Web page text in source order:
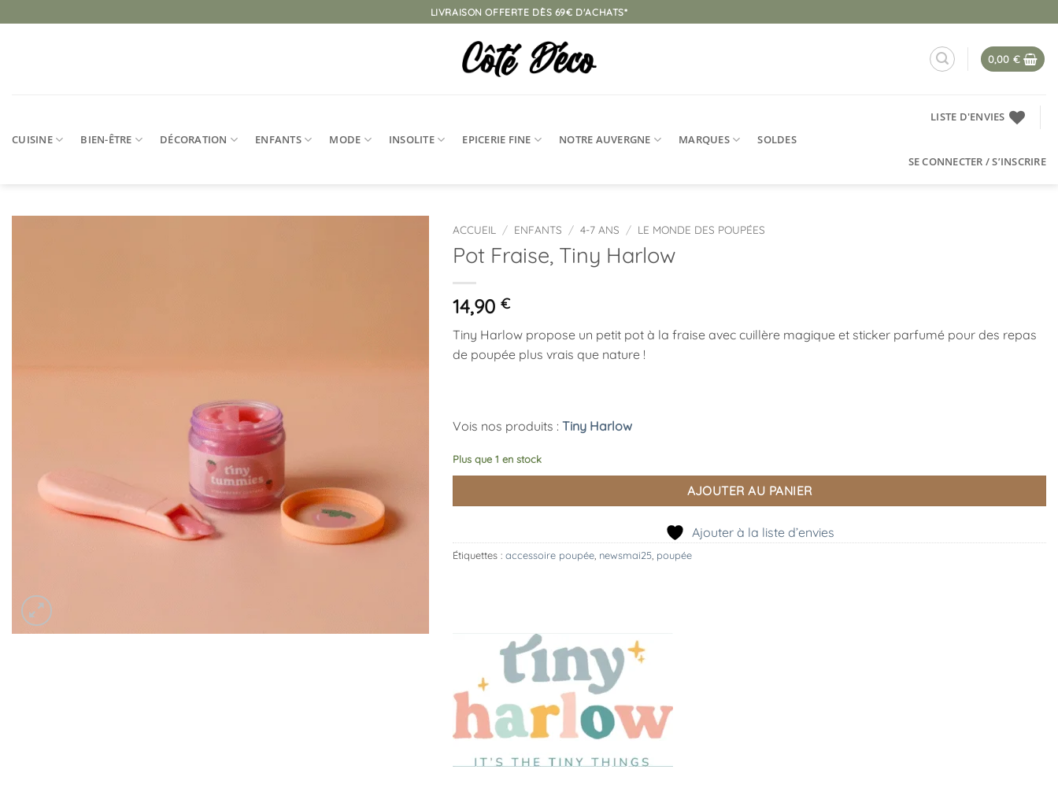
au
LIVRAISON OFFERTE DÈS 69€ D'ACHATS*
0,00 €
CUISINE BIEN-ÊTRE DÉCORATION ENFANTS MODE INSOLITE EPICERIE FINE NOTRE AUVERGNE MARQUES SOLDES
LISTE D'ENVIES
SE CONNECTER / S’INSCRIRE
ACCUEIL / ENFANTS / 4-7 ANS / LE MONDE DES POUPÉES
Pot Fraise, Tiny Harlow
14,90 €
Tiny Harlow propose un petit pot à la fraise avec cuillère magique et sticker parfumé pour des repas
de poupée plus vrais que nature !
Vois nos produits : Tiny Harlow
Plus que 1 en stock
AJOUTER AU PANIER
Ajouter à la liste d’envies
Étiquettes : accessoire poupée newsmai25 poupée